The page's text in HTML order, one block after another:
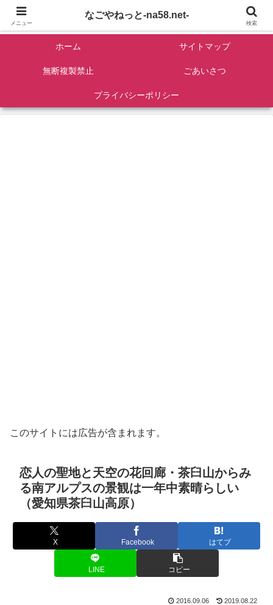
名古屋を中心に全国観光名所紹介/バンコンDIY/ゴロマル・よっちゃん夫婦のド
ホーム サイトマップ
無断複製禁止 ごあいさつ
プライバシーポリシー
このサイトには広告が含まれます。
恋人の聖地と天空の花回廊・茶臼山からみ
る南アルプスの景観は一年中素晴らしい
（愛知県茶臼山高原）
X Facebook はてブ
LINE コピー
2016.09.06 2019.08.22
メニュー
なごやねっと-na58.net-
検索